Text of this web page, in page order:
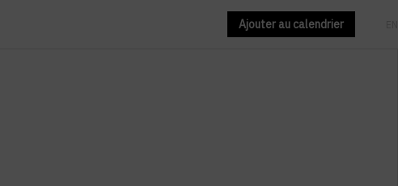
Ajouter au calendrier